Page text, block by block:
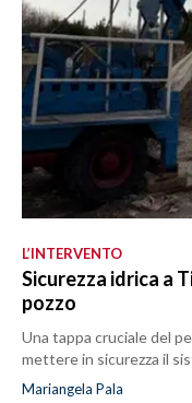
L’INTERVENTO
Sicurezza idrica a
pozzo
Una tappa cruciale del
mettere in sicurezza il
Mariangela Pala